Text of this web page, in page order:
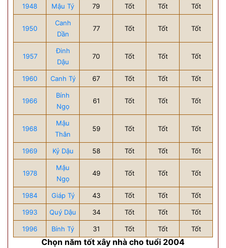
1948 Mậu Tý 79 Tốt Tốt Tốt
1950
Canh
Dần
77 Tốt Tốt Tốt
1957
Đinh
Dậu
70 Tốt Tốt Tốt
1960 Canh Tý 67 Tốt Tốt Tốt
1966
Bính
Ngọ
61 Tốt Tốt Tốt
1968
Mậu
Thân
59 Tốt Tốt Tốt
1969 Kỷ Dậu 58 Tốt Tốt Tốt
1978
Mậu
Ngọ
49 Tốt Tốt Tốt
1984 Giáp Tý 43 Tốt Tốt Tốt
1993 Quý Dậu 34 Tốt Tốt Tốt
1996 Bính Tý 31 Tốt Tốt Tốt
Chọn năm tốt xây nhà cho tuổi 2004